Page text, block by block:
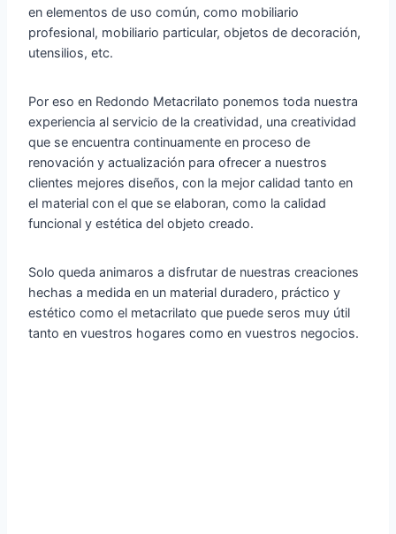
en elementos de uso común, como mobiliario
profesional, mobiliario particular, objetos de decoración,
utensilios, etc.
Por eso en Redondo Metacrilato ponemos toda nuestra
experiencia al servicio de la creatividad, una creatividad
que se encuentra continuamente en proceso de
renovación y actualización para ofrecer a nuestros
clientes mejores diseños, con la mejor calidad tanto en
el material con el que se elaboran, como la calidad
funcional y estética del objeto creado.
Solo queda animaros a disfrutar de nuestras creaciones
hechas a medida en un material duradero, práctico y
estético como el metacrilato que puede seros muy útil
tanto en vuestros hogares como en vuestros negocios.